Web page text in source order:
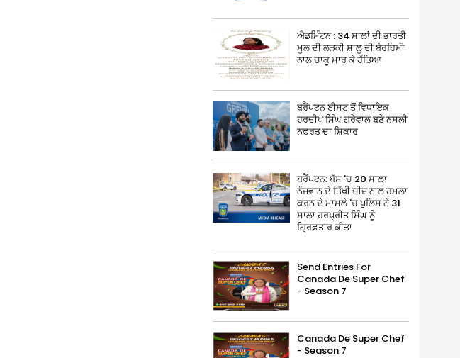
ਐਡਮਿੰਟਨ : 34 ਸਾਲਾਂ ਦੀ ਭਾਰਤੀ
ਮੂਲ ਦੀ ਲੜਕੀ ਸ਼ਾਲੂ ਦੀ ਬੇਰਹਿਮੀ
ਨਾਲ ਚਾਕੂ ਮਾਰ ਕੇ ਹੱਤਿਆ
ਬਰੈਂਪਟਨ ਈਸਟ ਤੋਂ ਵਿਧਾਇਕ
ਹਰਦੀਪ ਸਿੰਘ ਗਰੇਵਾਲ ਬਣੇ ਨਸਲੀ
ਨਫ਼ਰਤ ਦਾ ਸ਼ਿਕਾਰ
ਬਰੈਂਪਟਨ: ਬੱਸ 'ਚ 20 ਸਾਲਾ
ਨੌਜਵਾਨ ਦੇ ਤਿੱਖੀ ਚੀਜ਼ ਨਾਲ ਹਮਲਾ
ਕਰਨ ਦੇ ਮਾਮਲੇ 'ਚ ਪੁਲਿਸ ਨੇ 31
ਸਾਲਾ ਹਰਪ੍ਰੀਤ ਸਿੰਘ ਨੂੰ
ਗ੍ਰਿਫ਼ਤਾਰ ਕੀਤਾ
Send Entries For
Canada De Super Chef
- Season 7
Canada De Super Chef
- Season 7